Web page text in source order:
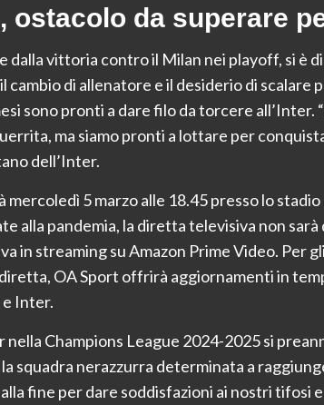
ostacolo da superare
dalla vittoria contro il Milan nei playoff, si è
cambio di allenatore e il desiderio di scalare
sono pronti a dare filo da torcere all’Inter.
ma siamo pronti a lottare per
dell’Inter.
mercoledì 5 marzo alle 18.45 presso lo
alla pandemia, la diretta televisiva non sarà
in streaming su Amazon Prime Video. Per
OA Sport offrirà aggiornamenti in
Inter.
nella Champions League 2024-2025 si
squadra nerazzurra determinata a
fine per dare soddisfazioni ai nostri tifosi